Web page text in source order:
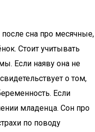
сна про месячные,
Стоит учитывать
Если наяву она не
о том,
Если
младенца. Сон про
по поводу